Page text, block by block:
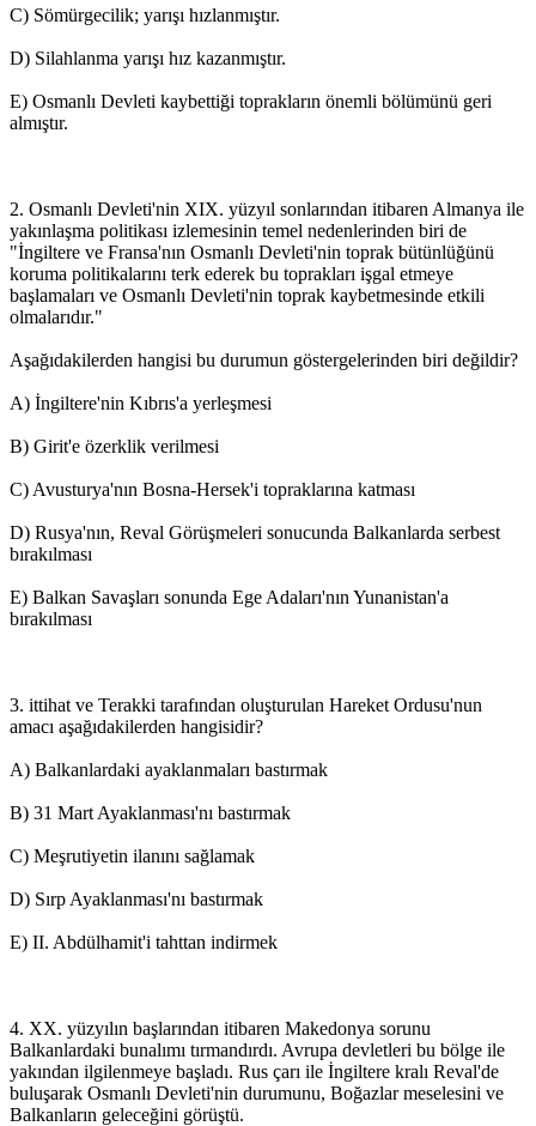
C) Sömürgecilik; yarışı hızlanmıştır.
D) Silahlanma yarışı hız kazanmıştır.
E) Osmanlı Devleti kaybettiği toprakların önemli bölümünü geri
almıştır.
2. Osmanlı Devleti'nin XIX. yüzyıl sonlarından itibaren Almanya ile
yakınlaşma politikası izlemesinin temel nedenlerinden biri de
"İngiltere ve Fransa'nın Osmanlı Devleti'nin toprak bütünlüğünü
koruma politikalarını terk ederek bu toprakları işgal etmeye
başlamaları ve Osmanlı Devleti'nin toprak kaybetmesinde etkili
olmalarıdır."
Aşağıdakilerden hangisi bu durumun göstergelerinden biri değildir?
A) İngiltere'nin Kıbrıs'a yerleşmesi
B) Girit'e özerklik verilmesi
C) Avusturya'nın Bosna-Hersek'i topraklarına katması
D) Rusya'nın, Reval Görüşmeleri sonucunda Balkanlarda serbest
bırakılması
E) Balkan Savaşları sonunda Ege Adaları'nın Yunanistan'a
bırakılması
3. ittihat ve Terakki tarafından oluşturulan Hareket Ordusu'nun
amacı aşağıdakilerden hangisidir?
A) Balkanlardaki ayaklanmaları bastırmak
B) 31 Mart Ayaklanması'nı bastırmak
C) Meşrutiyetin ilanını sağlamak
D) Sırp Ayaklanması'nı bastırmak
E) II. Abdülhamit'i tahttan indirmek
4. XX. yüzyılın başlarından itibaren Makedonya sorunu
Balkanlardaki bunalımı tırmandırdı. Avrupa devletleri bu bölge ile
yakından ilgilenmeye başladı. Rus çarı ile İngiltere kralı Reval'de
buluşarak Osmanlı Devleti'nin durumunu, Boğazlar meselesini ve
Balkanların geleceğini görüştü.